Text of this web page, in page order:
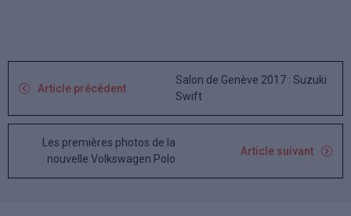
Article précédent
Salon de Genève 2017 : Suzuki
Swift
Les premières photos de la
nouvelle Volkswagen Polo
Article suivant